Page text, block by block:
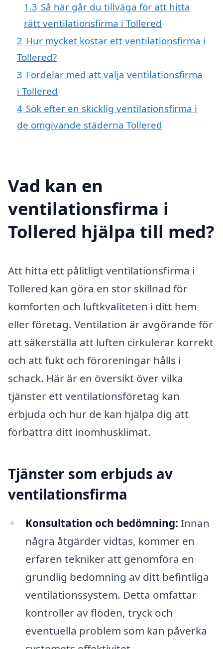
1.3 Så här går du tillväga för att hitta
rätt ventilationsfirma i Tollered
2 Hur mycket kostar ett ventilationsfirma i
Tollered?
3 Fördelar med att välja ventilationsfirma
i Tollered
4 Sök efter en skicklig ventilationsfirma i
de omgivande städerna Tollered
Vad kan en
ventilationsfirma i
Tollered hjälpa till med?
Att hitta ett pålitligt ventilationsfirma i
Tollered kan göra en stor skillnad för
komforten och luftkvaliteten i ditt hem
eller företag. Ventilation är avgörande för
att säkerställa att luften cirkulerar korrekt
och att fukt och föroreningar hålls i
schack. Här är en översikt över vilka
tjänster ett ventilationsföretag kan
erbjuda och hur de kan hjälpa dig att
förbättra ditt inomhusklimat.
Tjänster som erbjuds av
ventilationsfirma
Konsultation och bedömning: Innan
några åtgärder vidtas, kommer en
erfaren tekniker att genomföra en
grundlig bedömning av ditt befintliga
ventilationssystem. Detta omfattar
kontroller av flöden, tryck och
eventuella problem som kan påverka